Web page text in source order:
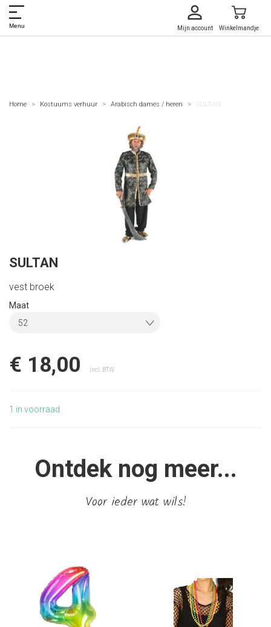
Menu Mijn account Winkelmandje
Home Kostuums verhuur Arabisch dames / heren SULTAN
SULTAN
vest broek
Maat
52
€ 18,00 Incl. BTW
1 in voorraad
Ontdek nog meer...
Voor ieder wat wils!